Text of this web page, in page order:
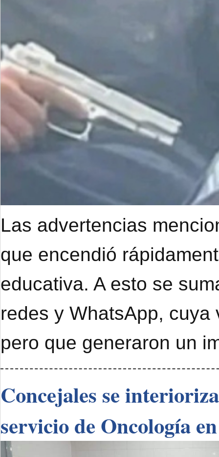
Las advertencias
que encendió
educativa. A esto se
redes y WhatsApp,
pero que generaron un
Concejales se
servicio de Oncología